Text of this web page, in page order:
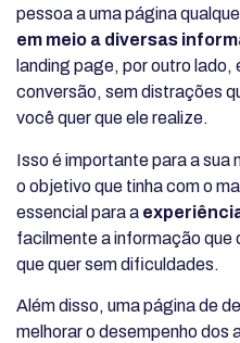
pessoa a uma página
em meio a diversas
landing page, por outro
conversão, sem distrações
você quer que ele realize.
Isso é importante para a sua
o objetivo que tinha com o
essencial para a
facilmente a informação que
que quer sem dificuldades.
Além disso, uma página de
melhorar o desempenho dos